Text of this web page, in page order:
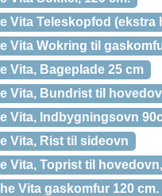
Vita Teleskopfod (ekstra
Vita Wokring til
Vita, Bageplade 25 cm
Vita, Bundrist til
Vita, Indbygningsovn
Vita, Rist til sideovn
Vita, Toprist til
Vita gaskomfur 120